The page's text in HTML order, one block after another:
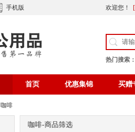
手机版 欢迎您！
热门搜索
首页 优惠集锦 买赠
咖啡
咖啡-商品筛选